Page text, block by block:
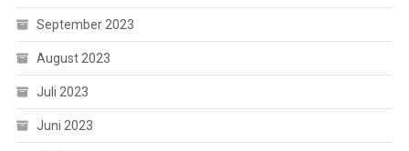
September 2023
August 2023
Juli 2023
Juni 2023